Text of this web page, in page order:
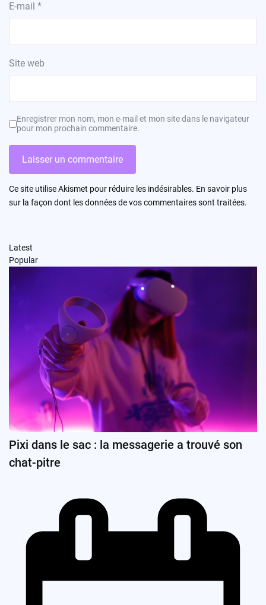
E-mail *
Site web
Enregistrer mon nom, mon e-mail et mon site dans le navigateur
pour mon prochain commentaire.
Ce site utilise Akismet pour réduire les indésirables. En savoir plus
sur la façon dont les données de vos commentaires sont traitées.
Latest
Popular
Pixi dans le sac : la messagerie a trouvé son
chat-pitre